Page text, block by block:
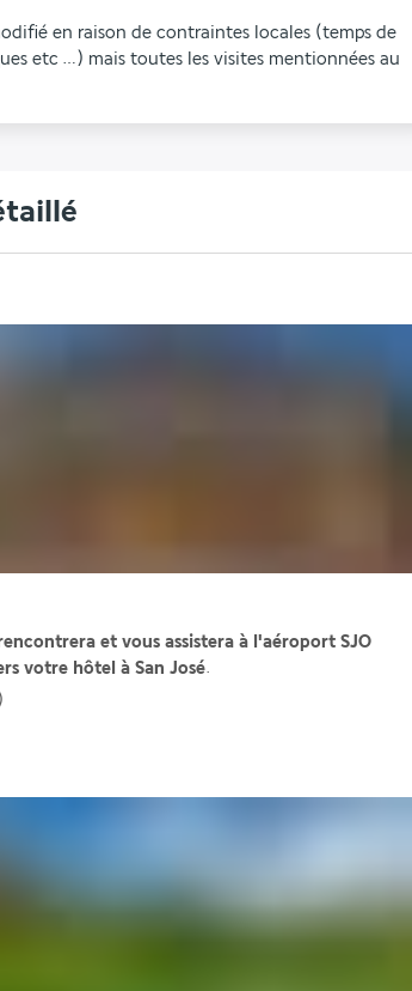
en raison de contraintes locales (temps de
etc …) mais toutes les visites mentionnées au
et vous assistera à l'aéroport SJO
votre hôtel à San José.